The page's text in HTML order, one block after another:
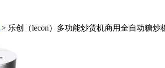
> 乐创（lecon）多功能炒货机商用全自动糖